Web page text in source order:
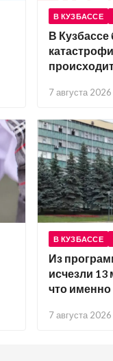
В КУЗБАССЕ
В Кузбассе
7 августа 2026
В КУЗБАССЕ
Из
исчезли
что именно
7 августа 2026